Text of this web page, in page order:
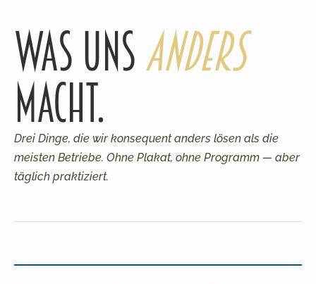
Was unsanders
macht.
Drei Dinge, die wir konsequent anders lösen als die
meisten Betriebe. Ohne Plakat, ohne Programm — aber
täglich praktiziert.